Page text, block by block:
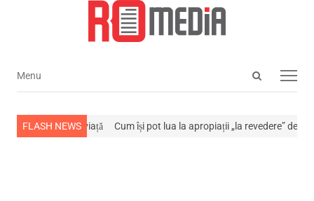
Open
Menu
Menu
FLASH NEWS
a stins din viață Cum își pot lua la apropiații „la revedere” de la…